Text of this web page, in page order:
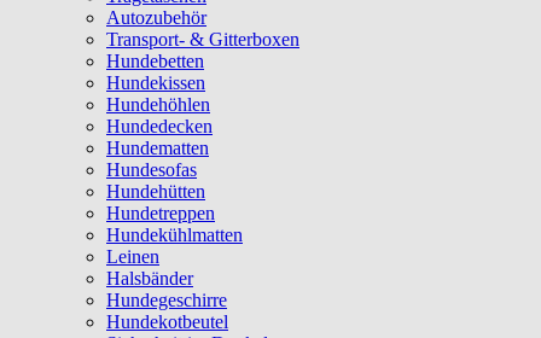
Autozubehör
Transport- & Gitterboxen
Hundebetten
Hundekissen
Hundehöhlen
Hundedecken
Hundematten
Hundesofas
Hundehütten
Hundetreppen
Hundekühlmatten
Leinen
Halsbänder
Hundegeschirre
Hundekotbeutel